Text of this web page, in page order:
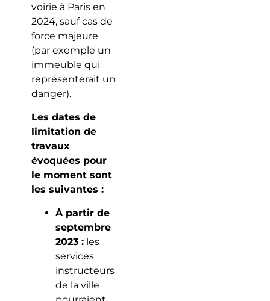
voirie à Paris en
2024, sauf cas de
force majeure
(par exemple un
immeuble qui
représenterait un
danger).
Les dates de
limitation de
travaux
évoquées pour
le moment sont
les suivantes :
À partir de
septembre
2023 :les
services
instructeurs
de la ville